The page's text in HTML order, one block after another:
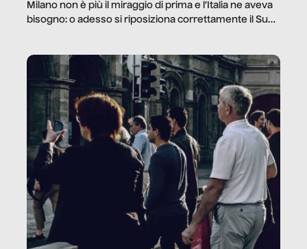
Milano non è più il miraggio di prima e l’Italia ne aveva
bisogno: o adesso si riposiziona correttamente il Sud